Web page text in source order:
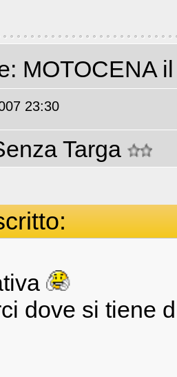
MOTOCENA
23:30
Targa
dove si tiene